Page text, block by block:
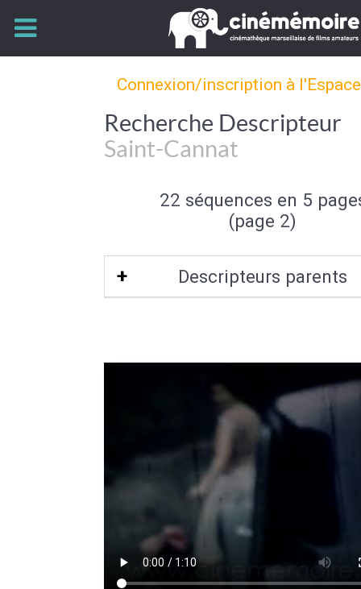
Connexion/inscription à
Recherche Descripteur
Saint-Cannat
22 séquences en 5
(page 2)
Descripteurs parents
Est de la France|Bassin
Europe
Union Européenne| Europe